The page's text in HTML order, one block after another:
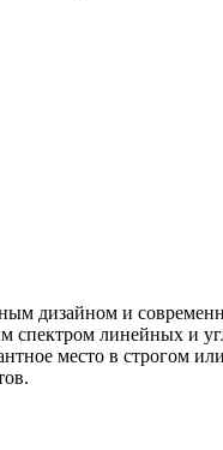
дизайном и
спектром линейных и
место в